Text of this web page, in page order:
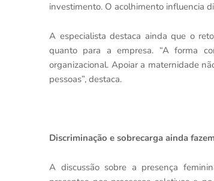
investimento. O acolhimento influencia
A especialista destaca ainda que o
quanto para a empresa. “A forma
organizacional. Apoiar a maternidade
pessoas”, destaca.
Discriminação e sobrecarga ainda
A discussão sobre a presença